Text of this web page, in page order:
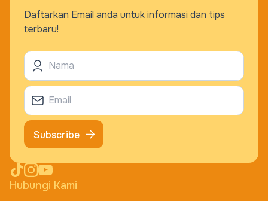
Hubungi Kami
Daftarkan Email anda untuk informasi dan tips
terbaru!
Subscribe